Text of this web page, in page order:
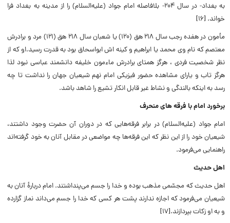
به بغداد- در سال ۲۰۴- بلافاصله امام جواد (علیه‌السلام) را از مدینه به بغداد فرا
خواند. [۱۶]
مأمون در هفده رجب سال ۲۱۸ هق (۱۲۰) یا شعبان سال ۲۱۸ هق (۱۲۱) مرد و برادرش
معتصم که نام وى محمد یا ابراهیم و کینه اش ابواسحاق بود به قدرت رسید.او که از
نظر شخصیت فردى ، هرگز همتاى برادرش ماءمون خلیفه دانشمند عباسى نبود لذا
هرگز تاب و یاراى مشاهده حضور فیزیکى امام نهم شیعیان جهان را نداشت تا چه
رسد به اینکه بالندگى و نشاط غیر قابل انکار تشیع را شاهد باشد.
برخورد امام با فرقه های منحرف
امام جواد (علیه‌السلام) در برابر فرقه‌هایى که در دوران آن حضرت وجود داشتند،
شیعیان خود را از این نظر که این فرقه‌ها چه مواضعى در مقابل آنان به خود گرفته‌اند
راهنمایى مى‌فرمود.
اهل حدیث
اهل حدیث که مجسّمى مذهب بوده و خدا را جسم مى‌پنداشتند. امام دربارۀ آنان به
شیعیان مى‌فرمود که اجازه ندارند پشت هر کسى که خدا را جسم مى‌داند نماز گزارده
و به او زکات بپردازند.[۱۷]